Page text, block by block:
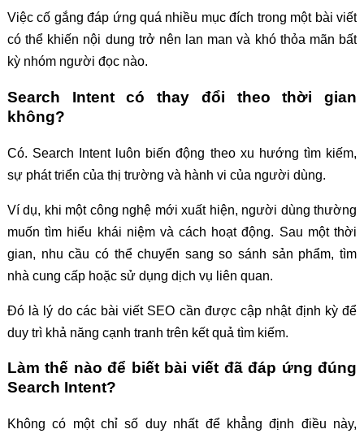
Việc cố gắng đáp ứng quá nhiều mục đích trong một bài viết
có thể khiến nội dung trở nên lan man và khó thỏa mãn bất
kỳ nhóm người đọc nào.
Search Intent có thay đổi theo thời gian
không?
Có. Search Intent luôn biến động theo xu hướng tìm kiếm,
sự phát triển của thị trường và hành vi của người dùng.
Ví dụ, khi một công nghệ mới xuất hiện, người dùng thường
muốn tìm hiểu khái niệm và cách hoạt động. Sau một thời
gian, nhu cầu có thể chuyển sang so sánh sản phẩm, tìm
nhà cung cấp hoặc sử dụng dịch vụ liên quan.
Đó là lý do các bài viết SEO cần được cập nhật định kỳ để
duy trì khả năng cạnh tranh trên kết quả tìm kiếm.
Làm thế nào để biết bài viết đã đáp ứng đúng
Search Intent?
Không có một chỉ số duy nhất để khẳng định điều này,